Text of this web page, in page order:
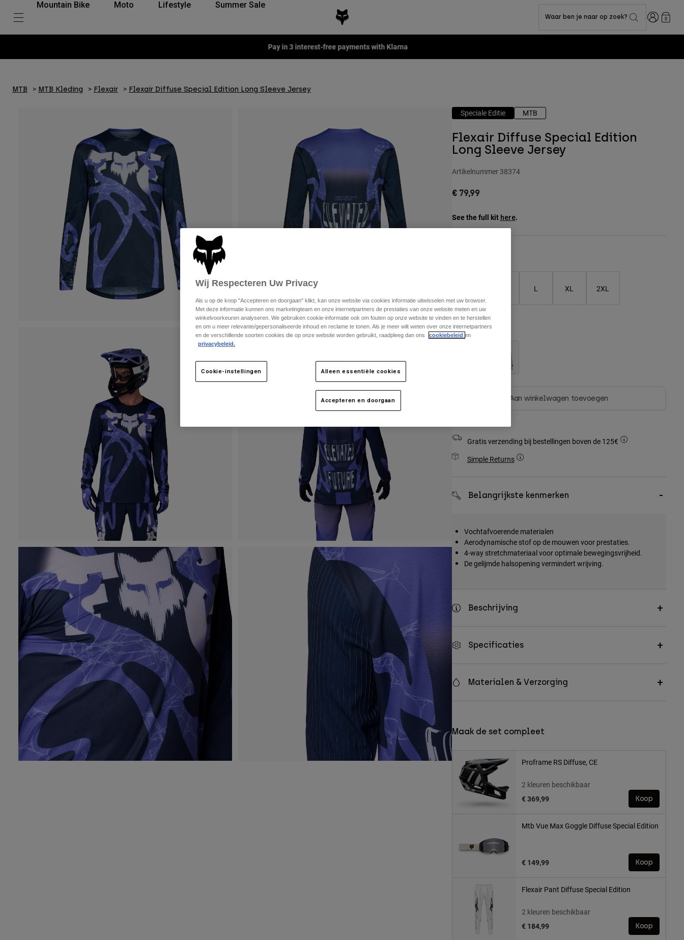
Mountain Bike Moto Lifestyle Summer Sale
Waar ben je naar op zoek? Inloggen
0
Fox LAB Capsule Collection -Shop now
MTB MTB Kleding Flexair Flexair Diffuse Special Edition Long Sleeve Jersey
Speciale Editie MTB
Flexair Diffuse Special Edition
Long Sleeve Jersey
Artikelnummer 38374
€ 79,99
See the full kit here.
L XL 2XL
Kleur -Bosbes
Aan winkelwagen toevoegen
Gratis verzending bij bestellingen boven de 125€
Simple Returns
Belangrijkste kenmerken
Vochtafvoerende materialen
Aerodynamische stof op de mouwen voor prestaties.
4-way stretchmateriaal voor optimale bewegingsvrijheid.
De gelijmde halsopening vermindert wrijving.
Beschrijving
Specificaties
Materialen & Verzorging
Maak de set compleet
Proframe RS Diffuse, CE
2 kleuren beschikbaar
€ 369,99
Koop
Mtb Vue Max Goggle Diffuse Special Edition
€ 149,99 Koop
Flexair Pant Diffuse Special Edition
2 kleuren beschikbaar
€ 184,99
Koop
Wij Respecteren Uw Privacy
Als u op de knop "Accepteren en doorgaan" klikt, kan onze website via cookies informatie uitwisselen met uw browser.
Met deze informatie kunnen ons marketingteam en onze internetpartners de prestaties van onze website meten en uw
winkelvoorkeuren analyseren. We gebruiken cookie-informatie ook om fouten op onze website te vinden en te herstellen
en om u meer relevante/gepersonaliseerde inhoud en reclame te tonen. Als je meer wilt weten over onze internetpartners
en de verschillende soorten cookies die op onze website worden gebruikt, raadpleeg dan ons
cookiebeleid en
privacybeleid.
Cookie-instellingen Alleen essentiële cookies
Accepteren en doorgaan